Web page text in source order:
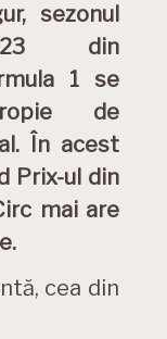
sezonul
din
1 se
de
În acest
Prix-ul din
mai are
cea din